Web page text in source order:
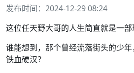
发布时间：2024-12-29 08:24
这位任天野大哥的人生简直就是一部
谁能想到，那个曾经流落街头的少
铁血硬汉？